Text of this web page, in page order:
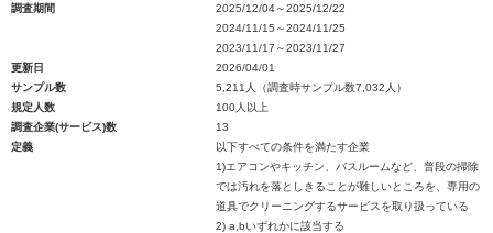
調査期間
2025/12/04～2025/12/22
2024/11/15～2024/11/25
2023/11/17～2023/11/27
更新日
2026/04/01
サンプル数
5,211人（調査時サンプル数7,032人）
規定人数
100人以上
調査企業(サービス)数
13
定義
以下すべての条件を満たす企業
1)エアコンやキッチン、バスルームなど、普段の掃除
では汚れを落としきることが難しいところを、専用の
道具でクリーニングするサービスを取り扱っている
2) a,bいずれかに該当する